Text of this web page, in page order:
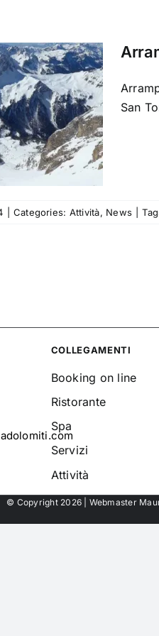
San
Categories: Attività, News
COLLEGAMENTI
Booking on line
Ristorante
Spa
Servizi
Attività
© Copyright 2026 | Webmaster